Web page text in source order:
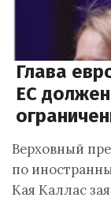
Глава
ЕС
Верховный
по
Кая Каллас